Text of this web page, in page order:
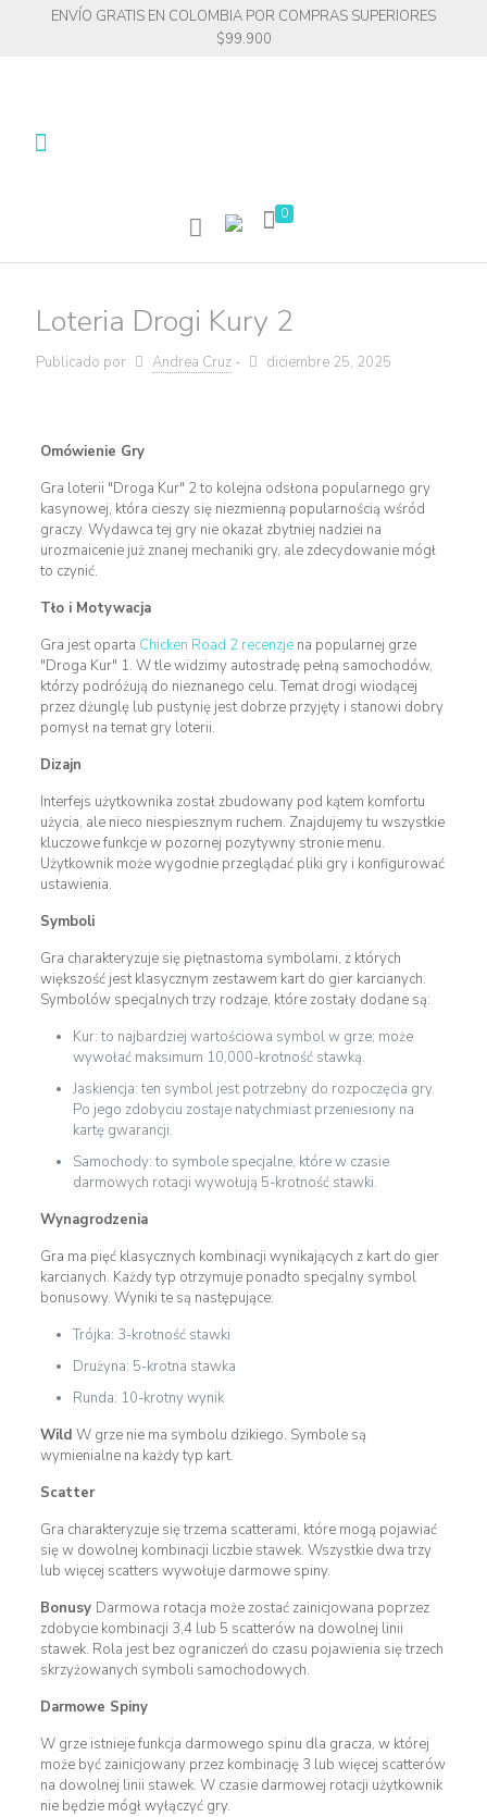
ENVÍO GRATIS EN COLOMBIA POR COMPRAS SUPERIORES
$99.900
0
Loteria Drogi Kury 2
Publicado por Andrea Cruz - diciembre 25, 2025
Omówienie Gry
Gra loterii "Droga Kur" 2 to kolejna odsłona popularnego gry
kasynowej, która cieszy się niezmienną popularnością wśród
graczy. Wydawca tej gry nie okazał zbytniej nadziei na
urozmaicenie już znanej mechaniki gry, ale zdecydowanie mógł
to czynić.
Tło i Motywacja
Gra jest oparta Chicken Road 2 recenzjena popularnej grze
"Droga Kur" 1. W tle widzimy autostradę pełną samochodów,
którzy podróżują do nieznanego celu. Temat drogi wiodącej
przez dżunglę lub pustynię jest dobrze przyjęty i stanowi dobry
pomysł na temat gry loterii.
Dizajn
Interfejs użytkownika został zbudowany pod kątem komfortu
użycia, ale nieco niespiesznym ruchem. Znajdujemy tu wszystkie
kluczowe funkcje w pozornej pozytywny stronie menu.
Użytkownik może wygodnie przeglądać pliki gry i konfigurować
ustawienia.
Symboli
Gra charakteryzuje się piętnastoma symbolami, z których
większość jest klasycznym zestawem kart do gier karcianych.
Symbolów specjalnych trzy rodzaje, które zostały dodane są:
Kur: to najbardziej wartościowa symbol w grze; może
wywołać maksimum 10,000-krotność stawką.
Jaskiencja: ten symbol jest potrzebny do rozpoczęcia gry.
Po jego zdobyciu zostaje natychmiast przeniesiony na
kartę gwarancji.
Samochody: to symbole specjalne, które w czasie
darmowych rotacji wywołują 5-krotność stawki.
Wynagrodzenia
Gra ma pięć klasycznych kombinacji wynikających z kart do gier
karcianych. Każdy typ otrzymuje ponadto specjalny symbol
bonusowy. Wyniki te są następujące:
Trójka: 3-krotność stawki
Drużyna: 5-krotna stawka
Runda: 10-krotny wynik
Wild W grze nie ma symbolu dzikiego. Symbole są
wymienialne na każdy typ kart.
Scatter
Gra charakteryzuje się trzema scatterami, które mogą pojawiać
się w dowolnej kombinacji liczbie stawek. Wszystkie dwa trzy
lub więcej scatters wywołuje darmowe spiny.
Bonusy Darmowa rotacja może zostać zainicjowana poprzez
zdobycie kombinacji 3,4 lub 5 scatterów na dowolnej linii
stawek. Rola jest bez ograniczeń do czasu pojawienia się trzech
skrzyżowanych symboli samochodowych.
Darmowe Spiny
W grze istnieje funkcja darmowego spinu dla gracza, w której
może być zainicjowany przez kombinację 3 lub więcej scatterów
na dowolnej linii stawek. W czasie darmowej rotacji użytkownik
nie będzie mógł wyłączyć gry.